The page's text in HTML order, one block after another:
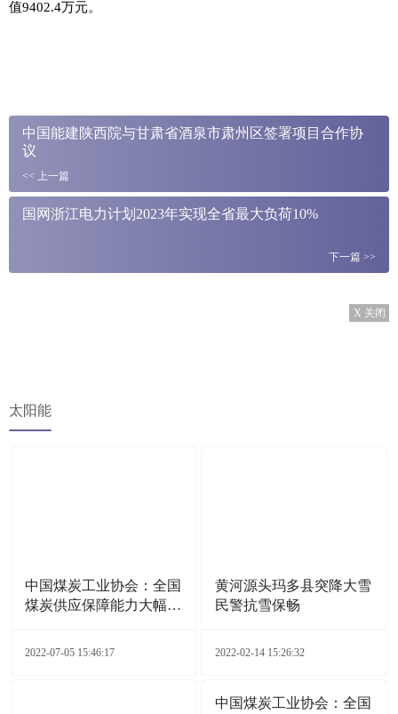
值9402.4万元。
中国能建陕西院与甘肃省酒泉市肃州区签署项目合作协
议
<< 上一篇
国网浙江电力计划2023年实现全省最大负荷10%
下一篇 >>
X 关闭
太阳能
中国煤炭工业协会：全国
煤炭供应保障能力大幅增
2022-07-05 15:46:17
黄河源头玛多县突降大雪
民警抗雪保畅
2022-02-14 15:26:32
中国煤炭工业协会：全国